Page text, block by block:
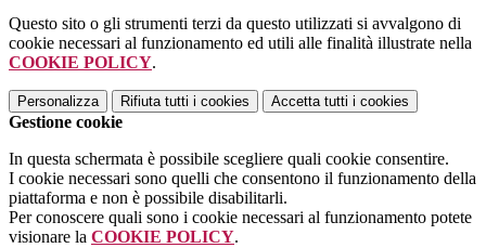
Questo sito o gli strumenti terzi da questo utilizzati si avvalgono di
cookie necessari al funzionamento ed utili alle finalità illustrate nella
COOKIE POLICY.
Personalizza Rifiuta tutti i cookies Accetta tutti i cookies
Gestione cookie
In questa schermata è possibile scegliere quali cookie consentire.
I cookie necessari sono quelli che consentono il funzionamento della
piattaforma e non è possibile disabilitarli.
Per conoscere quali sono i cookie necessari al funzionamento potete
visionare la COOKIE POLICY.